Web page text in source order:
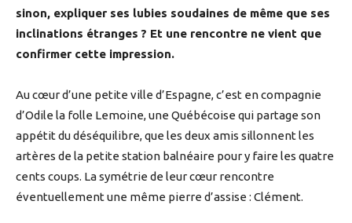
sinon, expliquer ses lubies soudaines de même que ses
inclinations étranges ? Et une rencontre ne vient que
confirmer cette impression.
Au cœur d’une petite ville d’Espagne, c’est en compagnie
d’Odile la folle Lemoine, une Québécoise qui partage son
appétit du déséquilibre, que les deux amis sillonnent les
artères de la petite station balnéaire pour y faire les quatre
cents coups. La symétrie de leur cœur rencontre
éventuellement une même pierre d’assise : Clément.